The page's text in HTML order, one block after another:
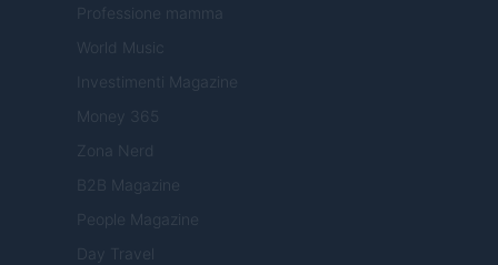
Professione mamma
World Music
Investimenti Magazine
Money 365
Zona Nerd
B2B Magazine
People Magazine
Day Travel